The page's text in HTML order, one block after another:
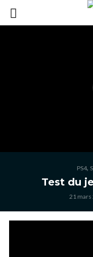
PS4,
Test du
21 mars